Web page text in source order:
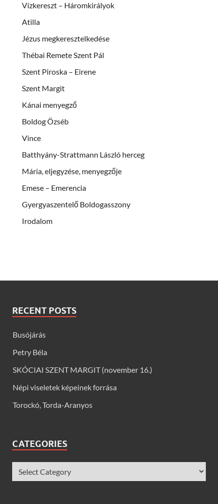
Vízkereszt – Háromkirályok
Atilla
Jézus megkeresztelkedése
Thébai Remete Szent Pál
Szent Piroska – Eirene
Szent Margit
Kánai menyegző
Boldog Özséb
Vince
Batthyány-Strattmann László herceg
Mária, eljegyzése, menyegzője
Emese – Emerencia
Gyergyaszentelő Boldogasszony
Irodalom
RECENT POSTS
Busójárás
Petry Béla
SKÓCIAI SZENT MARGIT (november 16.)
Népi viseletek képeinek forrása
Torockó, Torda-Aranyos
CATEGORIES